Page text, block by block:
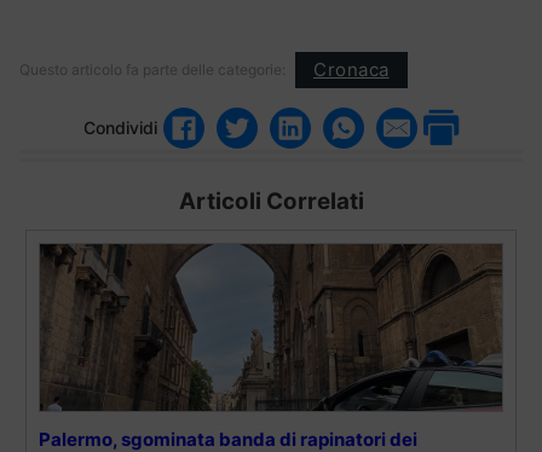
Questo articolo fa parte delle categorie: Cronaca
Condividi
Articoli Correlati
Palermo, sgominata banda di rapinatori dei